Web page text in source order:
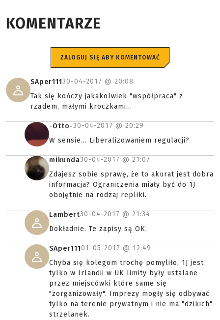
KOMENTARZE
ZALOGUJ SIĘ ABY KOMENTOWAĆ
SAper11130-04-2017 @ 20:08
Tak się kończy jakakolwiek "współpraca" z
rządem, małymi kroczkami...
-Otto-30-04-2017 @ 20:29
W sensie... Liberalizowaniem regulacji?
mikunda30-04-2017 @ 21:07
Zdajesz sobie sprawę, że to akurat jest dobra
informacja? Ograniczenia miały być do 1J
obojętnie na rodzaj repliki.
Lambert30-04-2017 @ 21:34
Dokładnie. Te zapisy są OK.
SAper11101-05-2017 @ 12:49
Chyba się kolegom trochę pomyliło, 1J jest
tylko w Irlandii w UK limity były ustalane
przez miejscówki które same się
"zorganizowały". Imprezy mogły się odbywać
tylko na terenie prywatnym i nie ma "dzikich"
strzelanek.